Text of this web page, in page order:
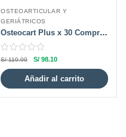
OSTEOARTICULAR Y
GERIÁTRICOS
Osteocart Plus x 30 Comprimidos
S/110.00 S/ 98.10
Añadir al carrito